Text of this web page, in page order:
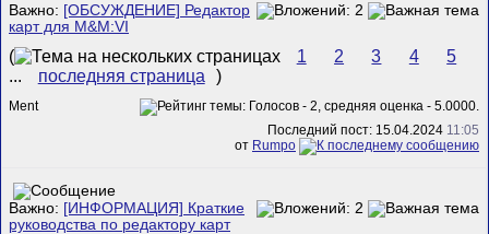
Важно: [ОБСУЖДЕНИЕ] Редактор
карт для M&M:VI
( 1 2 3 4
5
...
последняя страница )
Ment
Последний пост: 15.04.2024 11:05
от Rumpo
Важно: [ИНФОРМАЦИЯ] Краткие
руководства по редактору карт